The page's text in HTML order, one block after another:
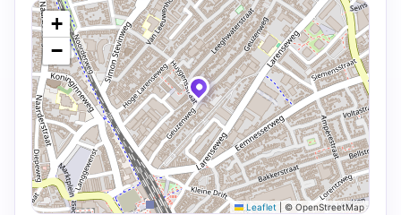
+
−
Leaflet © OpenStreetMap